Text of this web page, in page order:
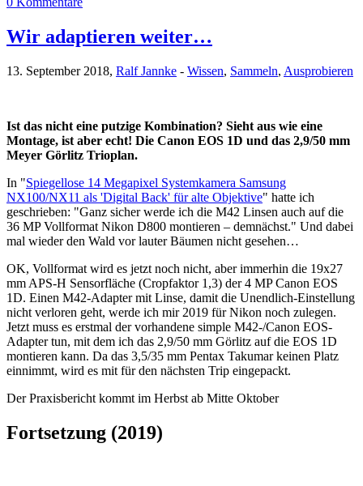
Wir adaptieren weiter…
13. September 2018, Ralf Jannke - Wissen, Sammeln, Ausprobieren
Ist das nicht eine putzige Kombination? Sieht aus wie eine
Montage, ist aber echt! Die Canon EOS 1D und das 2,9/50 mm
Meyer Görlitz Trioplan.
In "Spiegellose 14 Megapixel Systemkamera Samsung
NX100/NX11 als 'Digital Back' für alte Objektive" hatte ich
geschrieben: "Ganz sicher werde ich die M42 Linsen auch auf die
36 MP Vollformat Nikon D800 montieren – demnächst." Und dabei
mal wieder den Wald vor lauter Bäumen nicht gesehen…
OK, Vollformat wird es jetzt noch nicht, aber immerhin die 19x27
mm APS-H Sensorfläche (Cropfaktor 1,3) der 4 MP Canon EOS
1D. Einen M42-Adapter mit Linse, damit die Unendlich-Einstellung
nicht verloren geht, werde ich mir 2019 für Nikon noch zulegen.
Jetzt muss es erstmal der vorhandene simple M42-/Canon EOS-
Adapter tun, mit dem ich das 2,9/50 mm Görlitz auf die EOS 1D
montieren kann. Da das 3,5/35 mm Pentax Takumar keinen Platz
einnimmt, wird es mit für den nächsten Trip eingepackt.
Der Praxisbericht kommt im Herbst ab Mitte Oktober
Fortsetzung (2019)